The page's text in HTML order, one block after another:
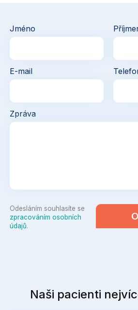
Naši pacienti
Jméno
E-mail
Zpráva
Odesláním souhlasíte se
zpracováním osobních
údajů.